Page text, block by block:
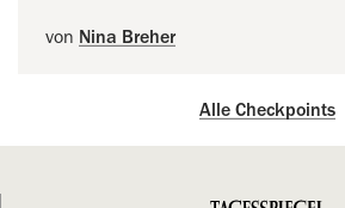
von Nina Breher
Alle Checkpoints